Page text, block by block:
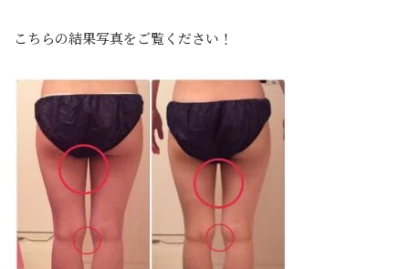
こちらの結果写真をご覧ください！